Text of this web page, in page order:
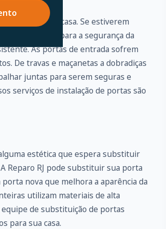
para sua casa. Se estiverem
grande risco para a segurança da
As portas de entrada sofrem
De travas e maçanetas a dobradiças
juntas para serem seguras e
serviços de instalação de portas são
estética que espera substituir
Reparo RJ pode substituir sua porta
nova que melhora a aparência da
utilizam materiais de alta
equipe de substituição de portas
para sua casa.